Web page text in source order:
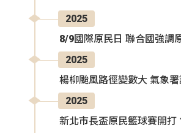
2025
8/9國際原民日 聯合國強調
2025
楊柳颱風路徑變數大 氣象
2025
新北市長盃原民籃球賽開打